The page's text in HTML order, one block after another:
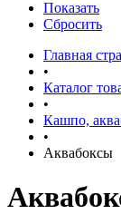
Показать
Сбросить
Главная
•
Каталог
•
Кашпо,
•
Аквабоксы